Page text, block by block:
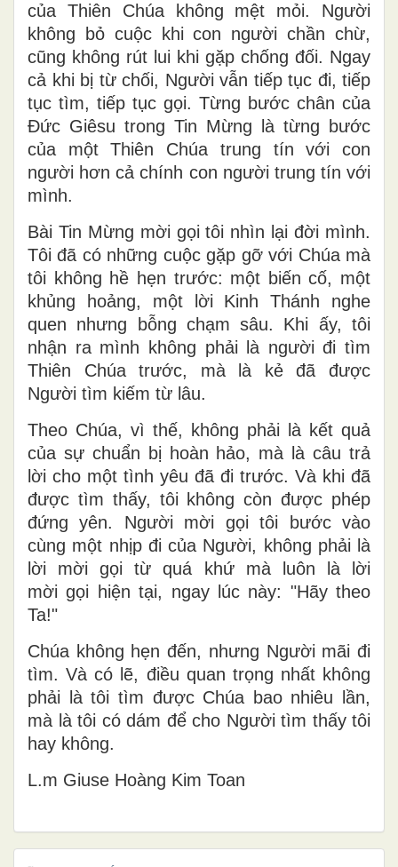
của Thiên Chúa không mệt mỏi. Người
không bỏ cuộc khi con người chần chừ,
cũng không rút lui khi gặp chống đối. Ngay
cả khi bị từ chối, Người vẫn tiếp tục đi, tiếp
tục tìm, tiếp tục gọi. Từng bước chân của
Đức Giêsu trong Tin Mừng là từng bước
của một Thiên Chúa trung tín với con
người hơn cả chính con người trung tín với
mình.
Bài Tin Mừng mời gọi tôi nhìn lại đời mình.
Tôi đã có những cuộc gặp gỡ với Chúa mà
tôi không hề hẹn trước: một biến cố, một
khủng hoảng, một lời Kinh Thánh nghe
quen nhưng bỗng chạm sâu. Khi ấy, tôi
nhận ra mình không phải là người đi tìm
Thiên Chúa trước, mà là kẻ đã được
Người tìm kiếm từ lâu.
Theo Chúa, vì thế, không phải là kết quả
của sự chuẩn bị hoàn hảo, mà là câu trả
lời cho một tình yêu đã đi trước. Và khi đã
được tìm thấy, tôi không còn được phép
đứng yên. Người mời gọi tôi bước vào
cùng một nhịp đi của Người, không phải l à
lời mời gọi từ quá khứ mà luôn là lời
mời gọi hiện tại, ngay lúc này: "Hãy theo
Ta!"
Chúa không hẹn đến, nhưng Người mãi đi
tìm. Và có lẽ, điều quan trọng nhất không
phải là tôi tìm được Chúa bao nhiêu lần,
mà là tôi có dám để cho Người tìm thấy tôi
hay không.
L.m Giuse Hoàng Kim Toan